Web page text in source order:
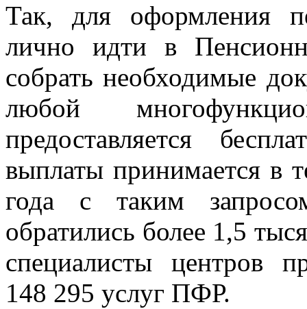
Так, для оформления
лично идти в
собрать необходимые
любой
предоставляется
выплаты принимается в
года с таким
обратились более 1,5
специалисты центров
148 295 услуг ПФР.